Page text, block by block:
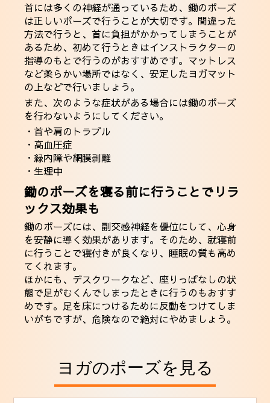
首には多くの神経が通っているため、鋤のポーズ
は正しいポーズで行うことが大切です。間違った
方法で行うと、首に負担がかかってしまうことが
あるため、初めて行うときはインストラクターの
指導のもとで行うのがおすすめです。マットレス
など柔らかい場所ではなく、安定したヨガマット
の上などで行いましょう。
また、次のような症状がある場合には鋤のポーズ
を行わないようにしてください。
・首や肩のトラブル
・高血圧症
・緑内障や網膜剥離
・生理中
鋤のポーズを寝る前に行うことでリラ
ックス効果も
鋤のポーズには、副交感神経を優位にして、心身
を安静に導く効果があります。そのため、就寝前
に行うことで寝付きが良くなり、睡眠の質も高め
てくれます。
ほかにも、デスクワークなど、座りっぱなしの状
態で足がむくんでしまったときに行うのもおすす
めです。足を床につけるために反動をつけてしま
いがちですが、危険なので絶対にやめましょう。
ヨガのポーズを見る